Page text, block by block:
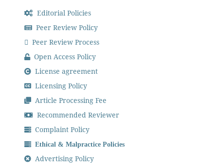
Editorial Policies
Peer Review Policy
Peer Review Process
Open Access Policy
License agreement
Licensing Policy
Article Processing Fee
Recommended Reviewer
Complaint Policy
Ethical & Malpractice Policies
Advertising Policy